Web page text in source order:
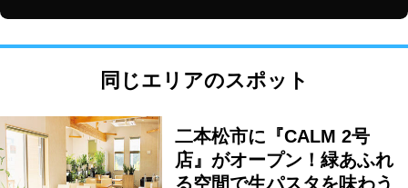
同じエリアのスポット
二本松市に『CALM 2号
店』がオープン！緑あふれ
る空間で生パスタを味わう